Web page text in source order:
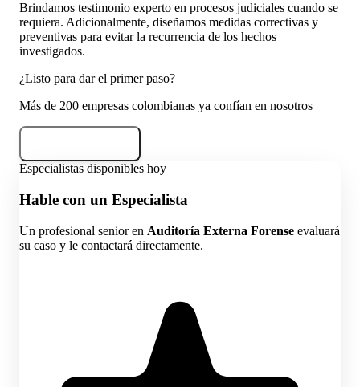
Brindamos testimonio experto en procesos judiciales cuando se
requiera. Adicionalmente, diseñamos medidas correctivas y
preventivas para evitar la recurrencia de los hechos
investigados.
¿Listo para dar el primer paso?
Más de 200 empresas colombianas ya confían en nosotros
Especialistas disponibles hoy
Hable con un Especialista
Un profesional senior en Auditoría Externa Forense evaluará
su caso y le contactará directamente.